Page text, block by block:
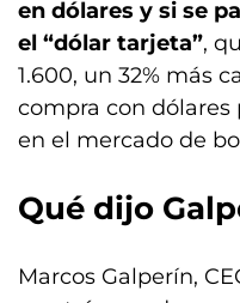
en dólares y si se
el “dólar tarjeta”,
1.600, un 32% más
compra con
en el mercado de
Qué dijo
Marcos Galperín,